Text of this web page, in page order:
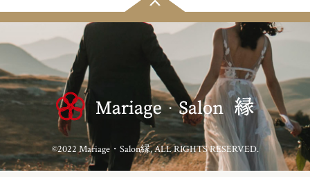
©2022 Mariage・Salon縁, ALL RIGHTS RESERVED.